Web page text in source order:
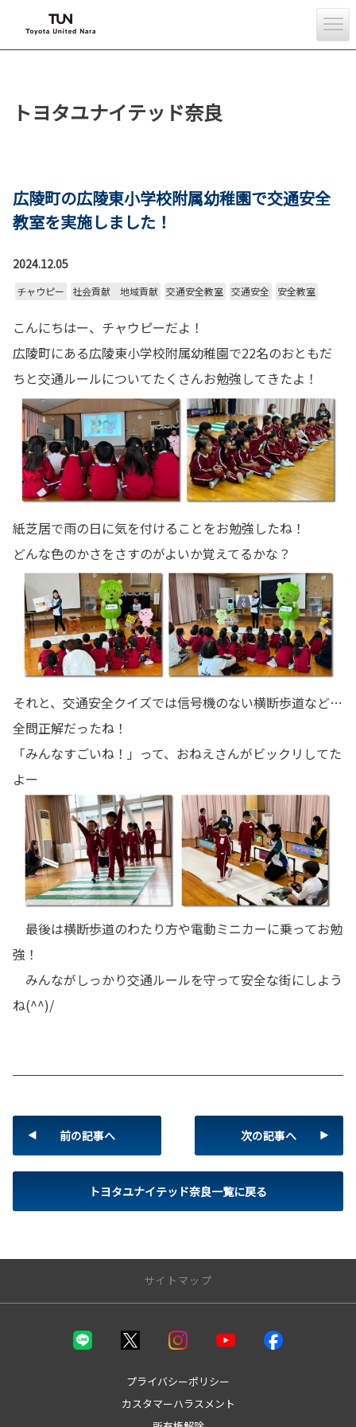
トヨタユナイテッド奈良
広陵町の広陵東小学校附属幼稚園で交通安全
教室を実施しました！
2024.12.05
チャウピー 社会貢献 地域貢献 交通安全教室 交通安全 安全教室
こんにちはー、チャウピーだよ！
広陵町にある広陵東小学校附属幼稚園で22名のおともだ
ちと交通ルールについてたくさんお勉強してきたよ！
紙芝居で雨の日に気を付けることをお勉強したね！
どんな色のかさをさすのがよいか覚えてるかな？
それと、交通安全クイズでは信号機のない横断歩道など…
全問正解だったね！
「みんなすごいね！」って、おねえさんがビックリしてた
よー
最後は横断歩道のわたり方や電動ミニカーに乗ってお勉
強！
みんながしっかり交通ルールを守って安全な街にしよう
ね(^^)/
前の記事へ
トヨタユナイテッド奈良一覧に戻る
次の記事へ
サイトマップ
トップページ
プライバシーポリシー
カスタマーハラスメント